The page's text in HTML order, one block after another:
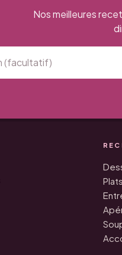
Nos meilleures